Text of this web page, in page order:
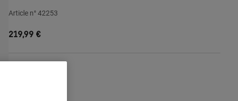
Article n° 42253
219,99 €